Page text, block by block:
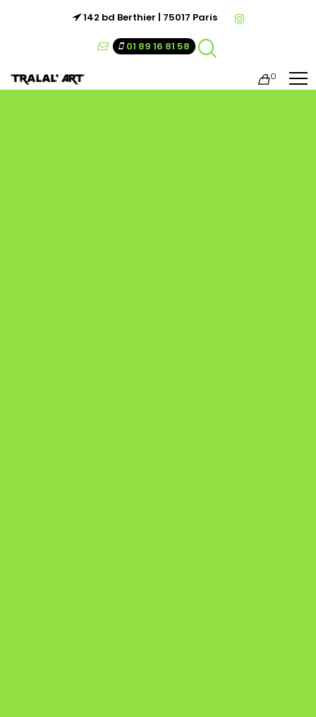
142 bd Berthier | 75017 Paris
01 89 16 81 58
0